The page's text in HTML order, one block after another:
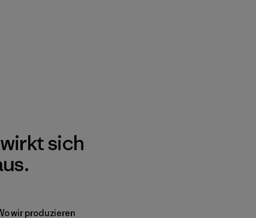
sich
wir produzieren